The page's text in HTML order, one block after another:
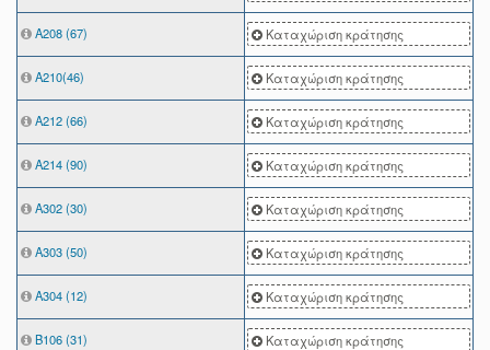
Α208 (67) Καταχώριση κράτησης
Α210(46) Καταχώριση κράτησης
Α212 (66) Καταχώριση κράτησης
Α214 (90) Καταχώριση κράτησης
Α302 (30) Καταχώριση κράτησης
Α303 (50) Καταχώριση κράτησης
Α304 (12) Καταχώριση κράτησης
Β106 (31) Καταχώριση κράτησης